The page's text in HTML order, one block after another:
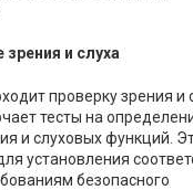
и слуха
проверку зрения и
тесты на
и слуховых функций.
установления
безопасного